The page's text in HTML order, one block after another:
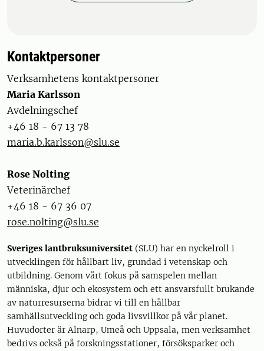
Kontaktpersoner
Verksamhetens kontaktpersoner
Maria Karlsson
Avdelningschef
+46 18 - 67 13 78
maria.b.karlsson@slu.se
Rose Nolting
Veterinärchef
+46 18 - 67 36 07
rose.nolting@slu.se
Sveriges lantbruksuniversitet (SLU) har en nyckelroll i
utvecklingen för hållbart liv, grundad i vetenskap och
utbildning. Genom vårt fokus på samspelen mellan
människa, djur och ekosystem och ett ansvarsfullt brukande
av naturresurserna bidrar vi till en hållbar
samhällsutveckling och goda livsvillkor på vår planet.
Huvudorter är Alnarp, Umeå och Uppsala, men verksamhet
bedrivs också på forskningsstationer, försöksparker och